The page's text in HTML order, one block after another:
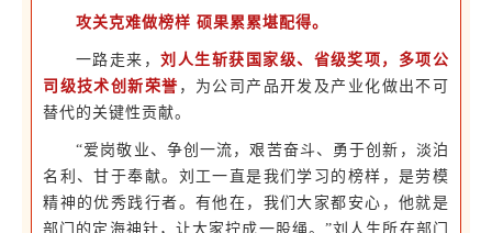
攻关克难做榜样 硕果累累堪配得。
一路走来，刘人生斩获国家级、省级奖项，多项公
司级技术创新荣誉 ，为公司产品开发及产业化做出不可
替代的关键性贡献。
“爱岗敬业、争创一流，艰苦奋斗、勇于创新，淡泊
名利、甘于奉献。刘工一直是我们学习的榜样，是劳模
精神的优秀践行者。有他在，我们大家都安心，他就是
部门的定海神针，让大家拧成一股绳。”刘人生所在部门